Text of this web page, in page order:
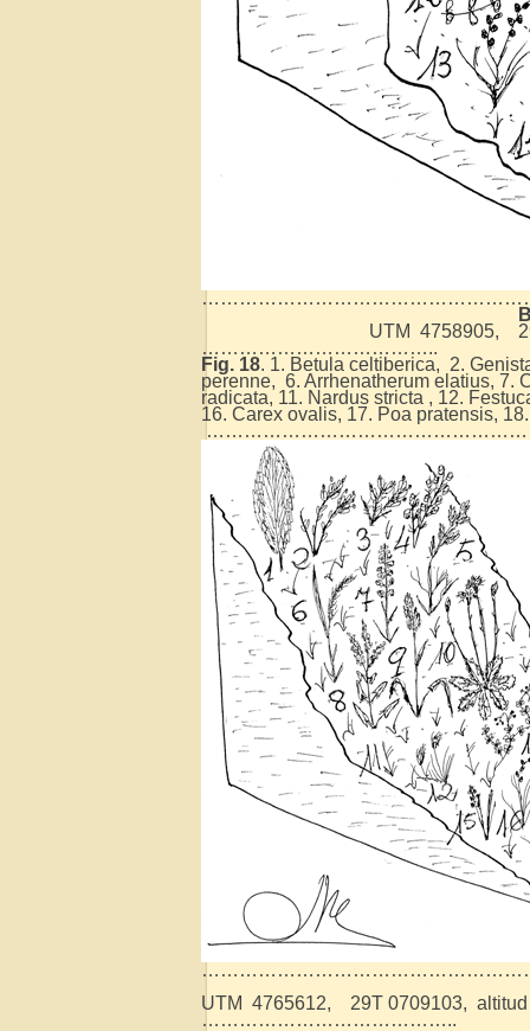
UTM 4758905,
………………………………..
Fig. 18. 1. Betula celtiberica, 2.
perenne, 6. Arrhenatherum elatius, 7.
radicata, 11. Nardus stricta , 12.
16. Carex ovalis, 17. Poa pratensis,
UTM 4765612, 29T 0709103, altitud
…………………………………..